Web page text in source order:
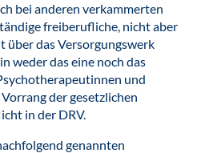
bei anderen verkammerten
freiberufliche, nicht aber
das Versorgungswerk
weder das eine noch das
und
der gesetzlichen
in der DRV.
genannten